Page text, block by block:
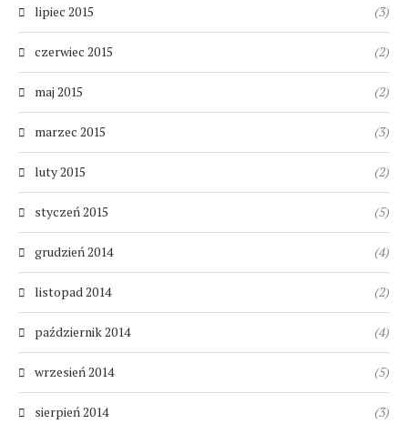
lipiec 2015 (3)
czerwiec 2015 (2)
maj 2015 (2)
marzec 2015 (3)
luty 2015 (2)
styczeń 2015 (5)
grudzień 2014 (4)
listopad 2014 (2)
październik 2014 (4)
wrzesień 2014 (5)
sierpień 2014 (3)